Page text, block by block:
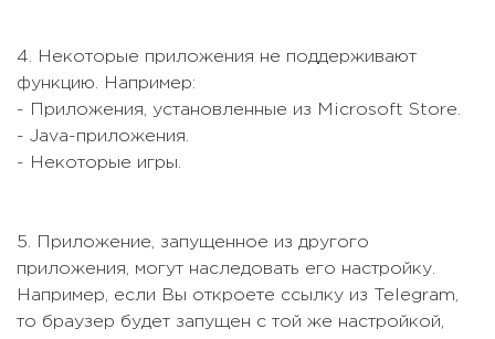
4. Некоторые приложения не поддерживают
функцию. Например:
- Приложения, установленные из Microsoft Store.
- Java-приложения.
- Некоторые игры.
5. Приложение, запущенное из другого
приложения, могут наследовать его настройку.
Например, если Вы откроете ссылку из Telegram,
то браузер будет запущен с той же настройкой,